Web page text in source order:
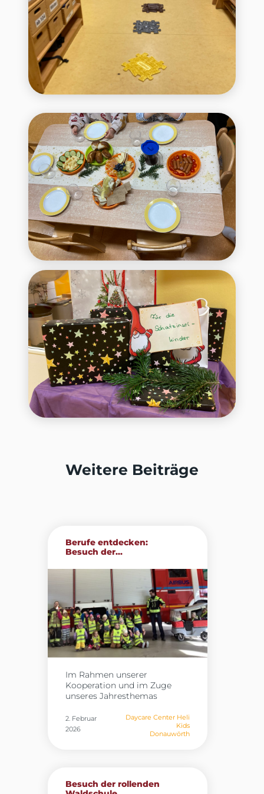
Weitere Beiträge
Berufe entdecken:
Besuch der...
Im Rahmen unserer
Kooperation und im Zuge
unseres Jahresthemas
der Heli Kids in Donauwörth
gestern die Werkfeuerwehr
von Airbus. Vor Ort erhielten
Feuerwache umfassend
erkunden. Besonders
2. Februar
2026
Daycare Center Heli
Kids
Donauwörth
Besuch der rollenden